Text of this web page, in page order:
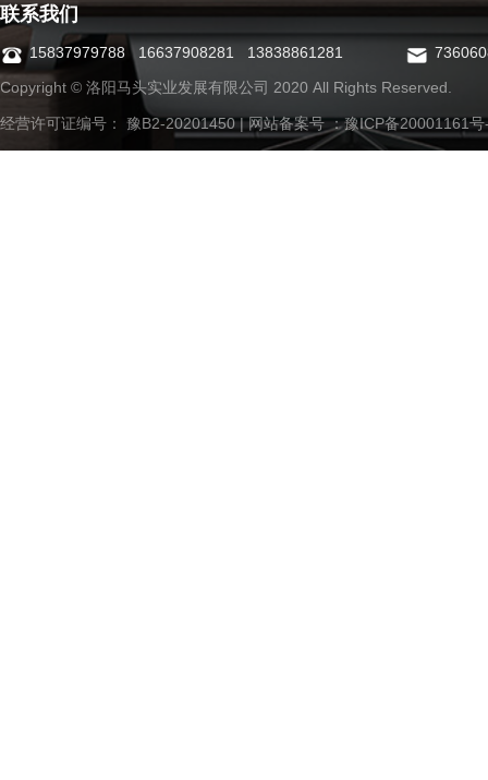
联系我们
15837979788 16637908281 13838861281
Copyright © 洛阳马头实业发展有限公司 2020 All Rights Reserved.
经营许可证编号： 豫B2-20201450 | 网站备案号 ：豫ICP备20001161号